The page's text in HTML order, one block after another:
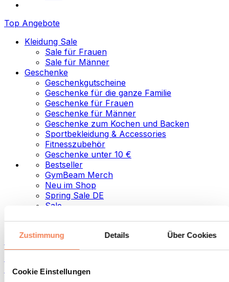
Zustimmung Details Über Cookies
Cookie Einstellungen
Top Angebote
Kleidung Sale
Sale für Frauen
Sale für Männer
Geschenke
Geschenkgutscheine
Geschenke für die ganze Familie
Geschenke für Frauen
Geschenke für Männer
Geschenke zum Kochen und Backen
Sportbekleidung & Accessories
Fitnesszubehör
Geschenke unter 10 €
Bestseller
GymBeam Merch
Neu im Shop
Spring Sale DE
Sale
Kategorien
Lebensmittel
Nüsse